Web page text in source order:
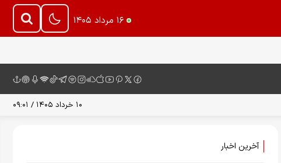
۱۶ مرداد ۱۴۰۵
۱۰ خرداد ۱۴۰۵ / ۰۹:۰۱
آخرین اخبار